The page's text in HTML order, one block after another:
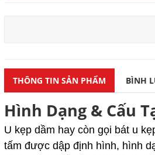
THÔNG TIN SẢN PHẨM BÌNH
Hình Dạng & Cấu
U kẹp dầm hay còn gọi bát u
tấm được dập định hình, hình